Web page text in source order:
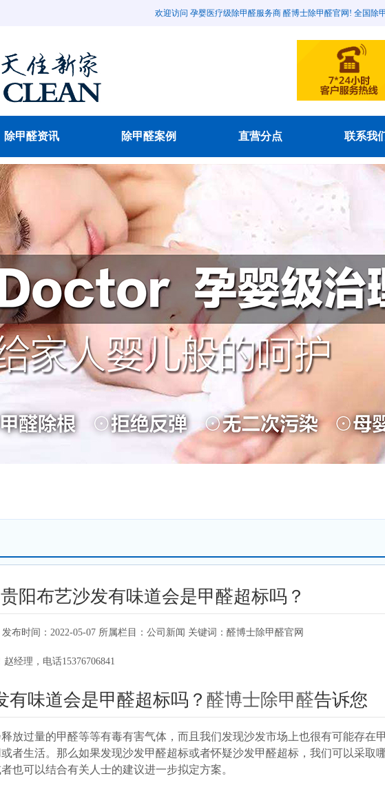
欢迎访问 孕婴医疗级除甲醛服务商 醛博士除甲醛官网! 全国除
除甲醛资讯 除甲醛案例 直营分点 联系我
贵阳布艺沙发有味道会是甲醛超标吗？
发布时间：2022-05-07 所属栏目：公司新闻 关键词：醛博士除甲醛官网
经理，电话15376706841
有味道会是甲醛超标吗？ 醛博士除甲醛告诉您
放过量的甲醛等等有毒有害气体，而且我们发现沙发市场上也很有可能存在
者生活。那么如果发现沙发甲醛超标或者怀疑沙发甲醛超标，我们可以采取
也可以结合有关人士的建议进一步拟定方案。